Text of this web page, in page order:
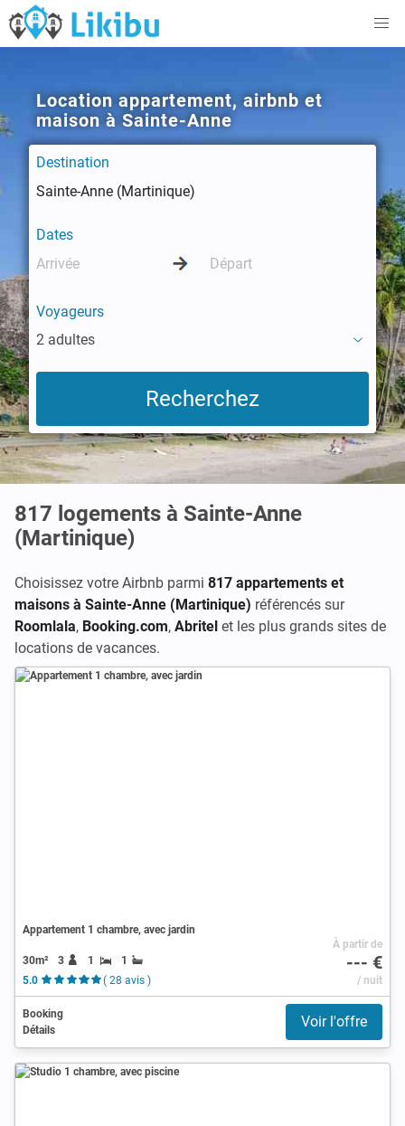
Location appartement, airbnb et
maison à Sainte-Anne
Destination
Dates
Voyageurs
2 adultes
817 logements à Sainte-Anne
(Martinique)
Choisissez votre Airbnb parmi 817 appartements et
maisons à Sainte-Anne (Martinique) référencés sur
Roomlala, Booking.com, Abritel et les plus grands sites de
locations de vacances.
Appartement 1 chambre, avec jardin
30m² 3 1
1
5.0
( 28 avis )
À partir de
--- €
/ nuit
Booking
Détails
Voir l'offre